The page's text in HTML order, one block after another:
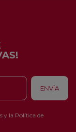
y la Política de